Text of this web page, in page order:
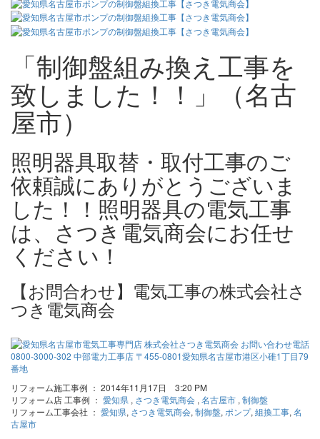
「制御盤組み換え工事を
致しました！！」（名古
屋市）
照明器具取替・取付工事のご
依頼誠にありがとうございま
した！！照明器具の電気工事
は、さつき電気商会にお任せ
ください！
【お問合わせ】電気工事の株式会社さ
つき電気商会
リフォーム施工事例 ： 2014年11月17日 3:20 PM
リフォーム店 工事例 ： 愛知県 , さつき電気商会 , 名古屋市 , 制御盤
リフォーム工事会社 ： 愛知県, さつき電気商会, 制御盤, ポンプ, 組換工事, 名
古屋市